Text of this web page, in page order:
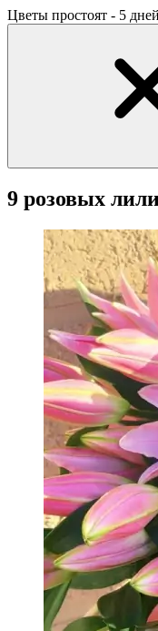
Цветы простоят - 5
9 розовых